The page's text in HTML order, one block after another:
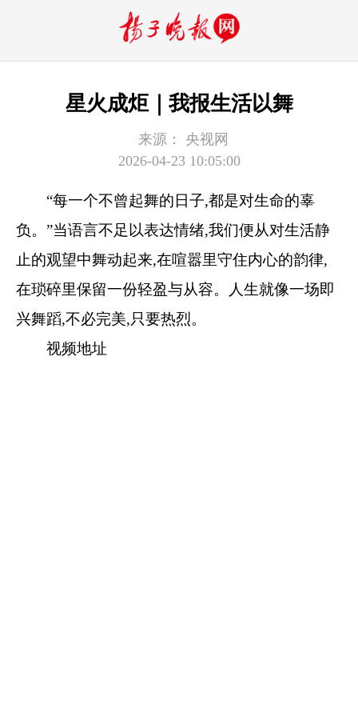
星火成炬｜我报生活以舞
来源：
央视网
2026-04-23 10:05:00
“每一个不曾起舞的日子,都是对生命的辜
负。”当语言不足以表达情绪,我们便从对生活静
止的观望中舞动起来,在喧嚣里守住内心的韵律,
在琐碎里保留一份轻盈与从容。人生就像一场即
兴舞蹈,不必完美,只要热烈。
视频地址